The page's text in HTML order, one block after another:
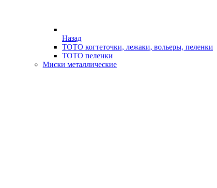
Назад
ТОТО когтеточки, лежаки, вольеры, пеленки
ТОТО пеленки
Миски металлические